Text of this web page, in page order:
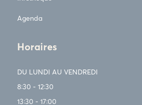
Agenda
Horaires
DU LUNDI AU VENDREDI
8:30 - 12:30
13:30 - 17:00